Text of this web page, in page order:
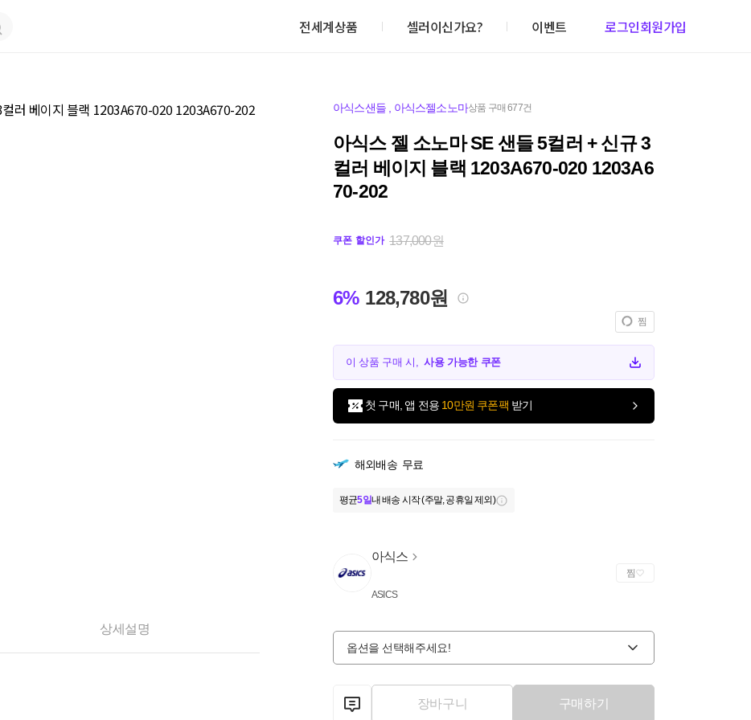
전세계상품 셀러이신가요? 이벤트 로그인회원가입
아식스샌들 아식스젤소노마상품 구매 677건
아식스 젤 소노마 SE 샌들 5컬러 + 신규 3
컬러 베이지 블랙 1203A670-020 1203A6
70-202
쿠폰 할인가 137,000원
6% 128,780원
찜
이 상품 구매 시,사용 가능한 쿠폰
첫 구매, 앱 전용 10만원 쿠폰팩 받기
해외배송 무료
평균5일내 배송 시작 (주말, 공휴일 제외)
아식스
ASICS
찜
옵션을 선택해주세요!
장바구니 구매하기
상세설명